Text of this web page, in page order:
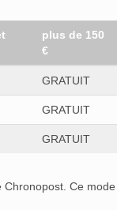
plus de 150
€
GRATUIT
GRATUIT
GRATUIT
Chronopost. Ce mode